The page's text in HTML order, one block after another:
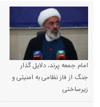
امام جمعه پرند، دلایل گذار
جنگ از فاز نظامی به امنیتی و
زیرساختی